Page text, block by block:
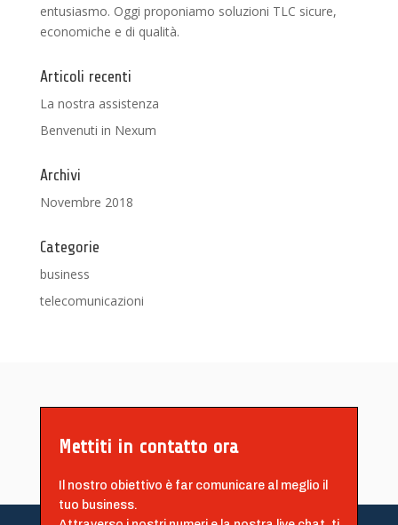
entusiasmo. Oggi proponiamo soluzioni TLC sicure,
economiche e di qualità.
Articoli recenti
La nostra assistenza
Benvenuti in Nexum
Archivi
Novembre 2018
Categorie
business
telecomunicazioni
Mettiti in contatto ora
Il nostro obiettivo è far comunicare al meglio il
tuo business.